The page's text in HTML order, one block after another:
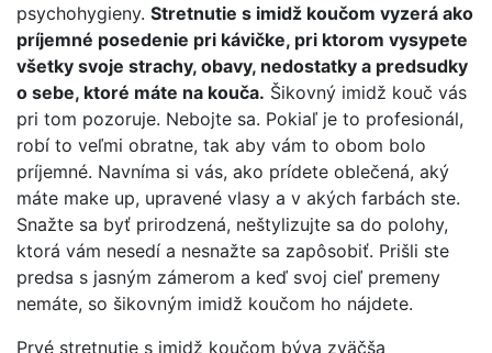
psychohygieny. Stretnutie s imidž koučom vyzerá ako
príjemné posedenie pri kávičke, pri ktorom vysypete
všetky svoje strachy, obavy, nedostatky a predsudky
o sebe, ktoré máte na kouča. Šikovný imidž kouč vás
pri tom pozoruje. Nebojte sa. Pokiaľ je to profesionál,
robí to veľmi obratne, tak aby vám to obom bolo
príjemné. Navníma si vás, ako prídete oblečená, aký
máte make up, upravené vlasy a v akých farbách ste.
Snažte sa byť prirodzená, neštylizujte sa do polohy,
ktorá vám nesedí a nesnažte sa zapôsobiť. Prišli ste
predsa s jasným zámerom a keď svoj cieľ premeny
nemáte, so šikovným imidž koučom ho nájdete.
Prvé stretnutie s imidž koučom býva zväčša